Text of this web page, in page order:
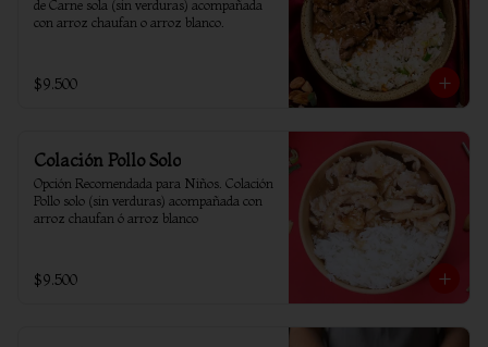
de Carne sola (sin verduras) acompañada
con arroz chaufan o arroz blanco.
$9.500
Colación Pollo Solo
Opción Recomendada para Niños. Colación
Pollo solo (sin verduras) acompañada con
arroz chaufan ó arroz blanco
$9.500